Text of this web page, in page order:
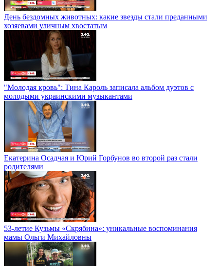
День бездомных животных: какие звезды стали преданными
хозяевами уличным хвостатым
"Молодая кровь": Тина Кароль записала альбом дуэтов с
молодыми украинскими музыкантами
Екатерина Осадчая и Юрий Горбунов во второй раз стали
родителями
53-летие Кузьмы «Скрябина»: уникальные воспоминания
мамы Ольги Михайловны